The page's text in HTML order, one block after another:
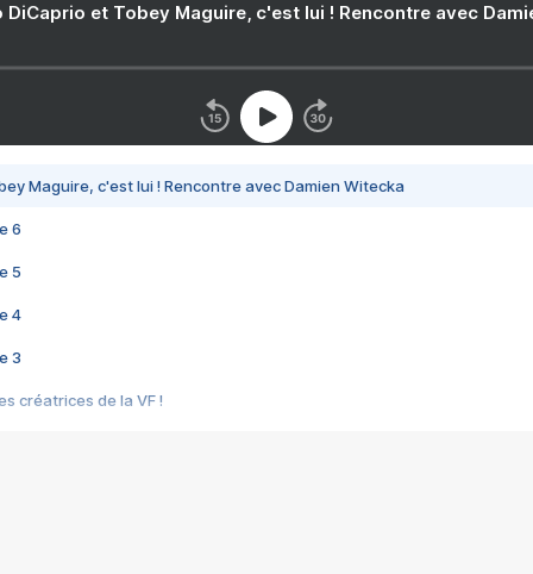
DiCaprio et Tobey Maguire, c'est lui ! Rencontre avec
Maguire, c'est lui ! Rencontre avec Damien Witecka
6
5
4
3
créatrices de la VF !